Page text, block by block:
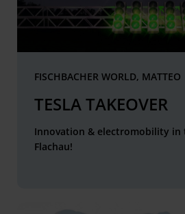
FISCHBACHER WORLD, MATTEO
TESLA TAKEOVER
Innovation & electromobility in
Flachau!